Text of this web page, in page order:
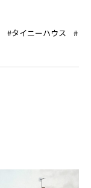
タイニーハウス